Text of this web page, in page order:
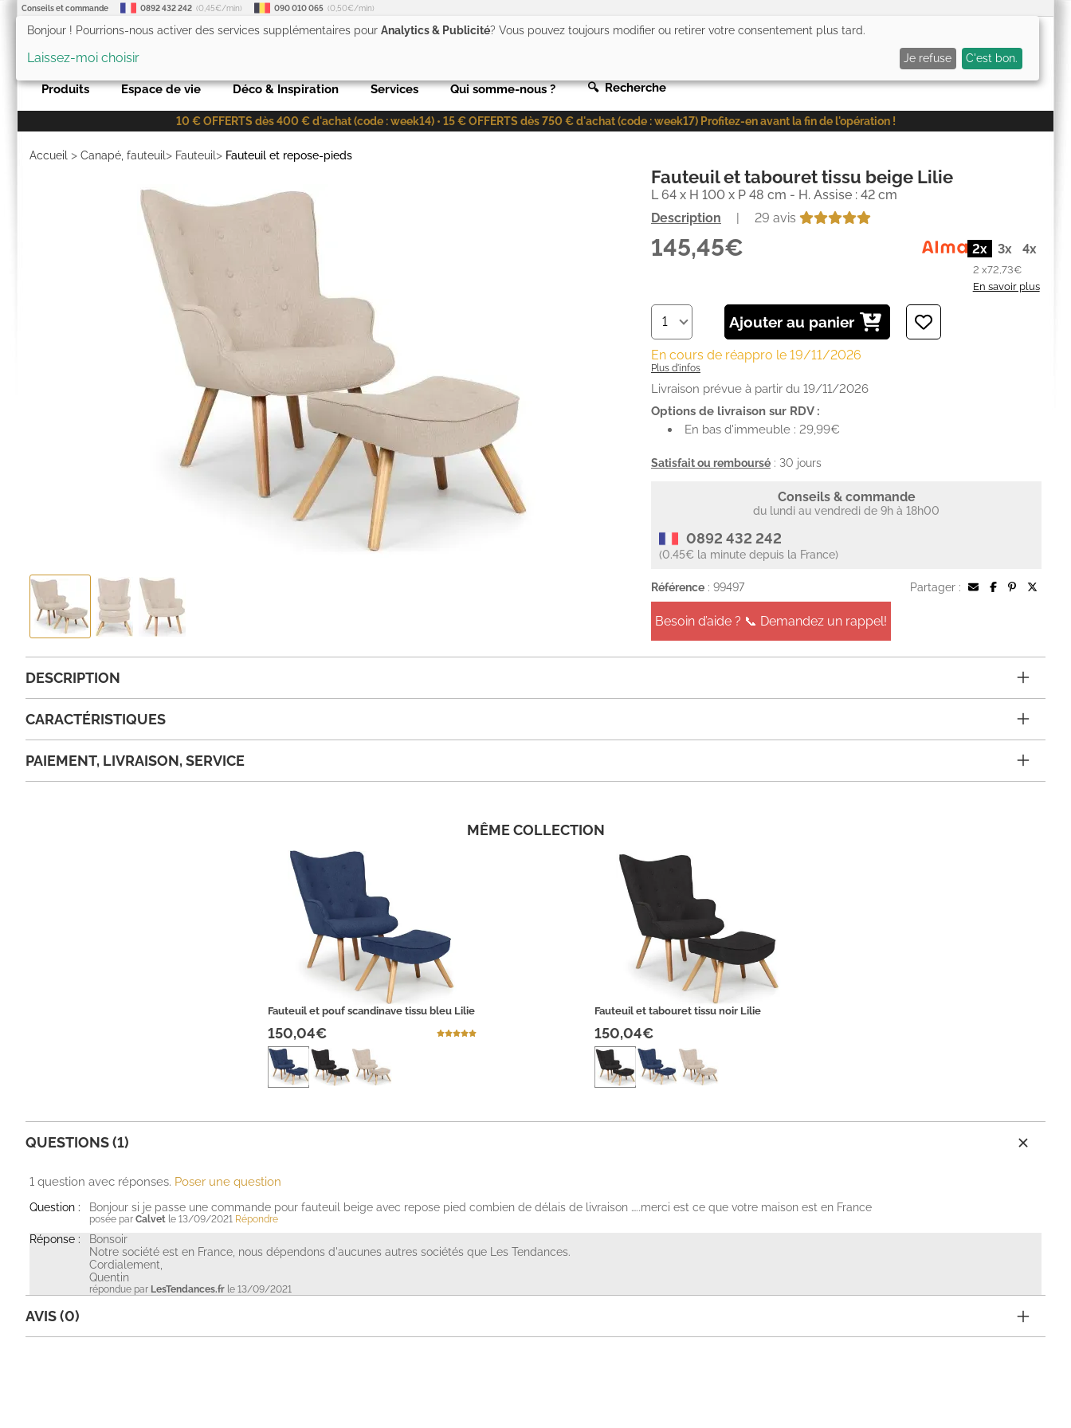
Conseils et commande 0892 432 242 (0,45€/min) 090 010 065 (0,50€/min)
0) Mon panier (0
Produits Espace de vie Déco & Inspiration Services Qui somme-nous ? 🔍 Recherche
10 € OFFERTS dès 400 € d'achat (code : week14) • 15 € OFFERTS dès 750 € d'achat (code : week17) Profitez-en avant la fin de l'opération !
Accueil > Canapé, fauteuil > Fauteuil > Fauteuil et repose-pieds
Fauteuil et tabouret tissu beige Lilie
L 64 x H 100 x P 48 cm - H. Assise : 42 cm
Description
| 29 avis
145,45€ 2x 3x 4x
2 x72,73€
En savoir plus
Ajouter au panier
En cours de réappro le 19/11/2026
Plus d'infos
Livraison prévue à partir du 19/11/2026
Options de livraison sur RDV :
En bas d'immeuble : 29,99€
Satisfait ou remboursé : 30 jours
Conseils & commande
du lundi au vendredi de 9h à 18h00
0892 432 242
(0.45€ la minute depuis la France)
Référence : 99497 Partager :
Besoin d’aide ? 📞 Demandez un rappel!
DESCRIPTION
CARACTÉRISTIQUES
PAIEMENT, LIVRAISON, SERVICE
MÊME COLLECTION
Fauteuil et pouf scandinave tissu bleu Lilie
150,04€
Fauteuil et tabouret tissu noir Lilie
150,04€
QUESTIONS (1)
1 question avec réponses. Poser une question
Question : Bonjour si je passe une commande pour fauteuil beige avec repose pied combien de délais de livraison …..merci est ce que votre maison est en France
posée par Calvet le 13/09/2021 Répondre
Réponse :
Bonsoir
Notre société est en France, nous dépendons d'aucunes autres sociétés que Les Tendances.
Cordialement,
Quentin
répondue par LesTendances.fr le 13/09/2021
AVIS (0)
Bonjour ! Pourrions-nous activer des services supplémentaires pour Analytics & Publicité? Vous pouvez toujours modifier ou retirer votre consentement plus tard.
Laissez-moi choisir Je refuse C'est bon.